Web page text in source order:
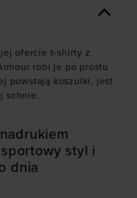
ofercie t-shirty z
robi je po prostu
powstają koszulki, jest
schnie.
styl i
dnia